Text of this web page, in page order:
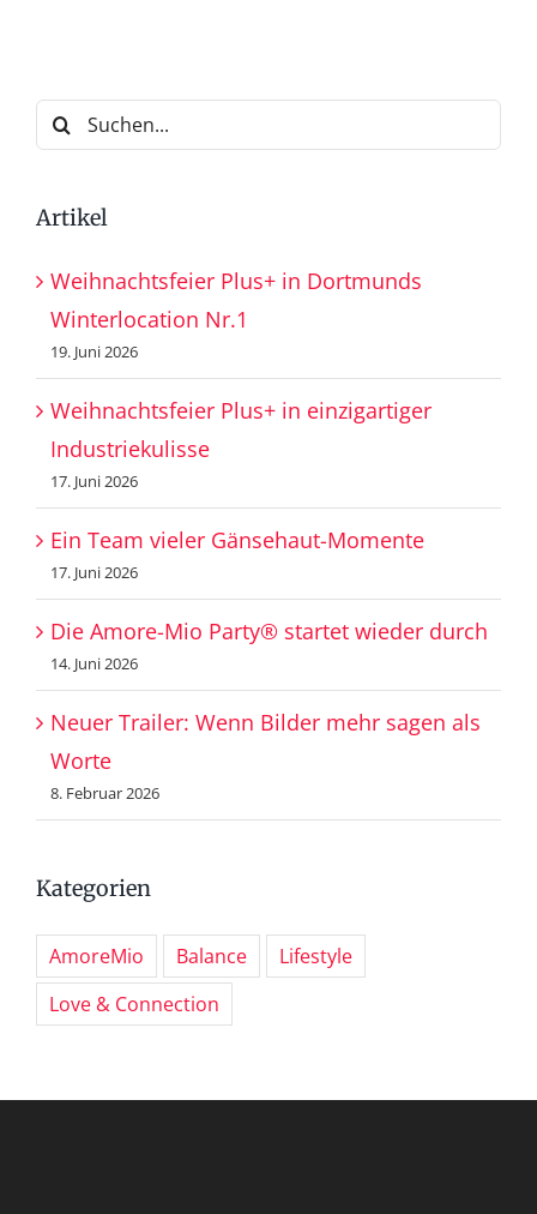
Suche
nach:
Artikel
Weihnachtsfeier Plus+ in Dortmunds
Winterlocation Nr.1
19. Juni 2026
Weihnachtsfeier Plus+ in einzigartiger
Industriekulisse
17. Juni 2026
Ein Team vieler Gänsehaut-Momente
17. Juni 2026
Die Amore-Mio Party® startet wieder durch
14. Juni 2026
Neuer Trailer: Wenn Bilder mehr sagen als
Worte
8. Februar 2026
Kategorien
AmoreMio Balance
Lifestyle
Love & Connection